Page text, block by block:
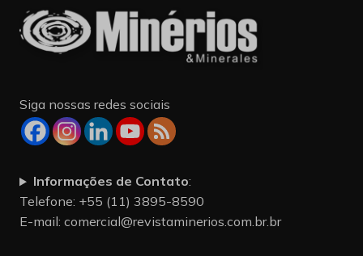
Siga nossas redes sociais
Informações de Contato:
Telefone: +55 (11) 3895-8590
E-mail: comercial@revistaminerios.com.br.br